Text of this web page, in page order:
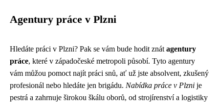
Agentury práce v Plzni
Hledáte práci v Plzni? Pak se vám bude hodit znát agentury
práce, které v západočeské metropoli působí. Tyto agentury
vám můžou pomoct najít práci snů, ať už jste absolvent, zkušený
profesionál nebo hledáte jen brigádu. Nabídka práce v Plzni je
pestrá a zahrnuje širokou škálu oborů, od strojírenství a logistiky